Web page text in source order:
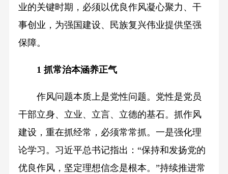
业的关键时期，必须以优良作风凝心聚力、干
事创业，为强国建设、民族复兴伟业提供坚强
保障。
1 抓常治本涵养正气
作风问题本质上是党性问题。党性是党员
干部立身、立业、立言、立德的基石。抓作风
建设，重在抓经常，必须常常抓。一是强化理
论学习。习近平总书记指出：“保持和发扬党的
优良作风，坚定理想信念是根本。”持续推进常